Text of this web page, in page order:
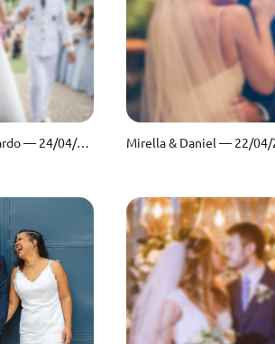
Amanda & Leonardo — 24/04/2022 — Chácara São Jorge